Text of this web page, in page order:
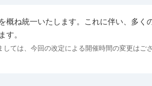
概ね統一いたします。これに伴い、多
。
ては、今回の改定による開催時間の変更はご